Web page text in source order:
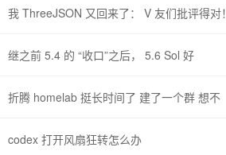
我 ThreeJSON 又回来了： V 友们批评得对！
继之前 5.4 的 “收口”之后， 5.6 Sol 好
折腾 homelab 挺长时间了 建了一个群 想不
codex 打开风扇狂转怎么办